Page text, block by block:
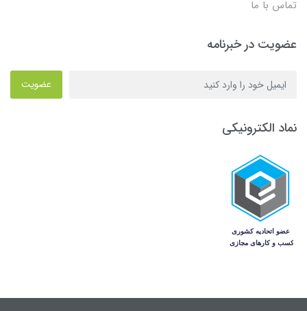
تماس با ما
عضویت در خبرنامه
عضویت
نماد الکترونیکی